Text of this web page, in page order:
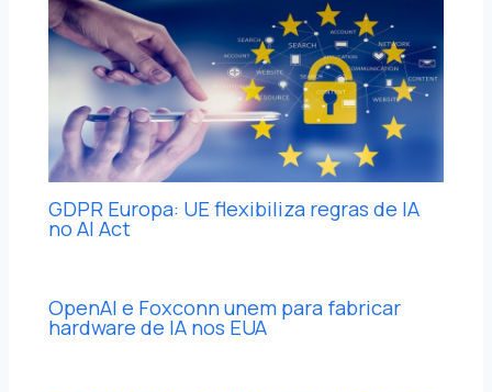
GDPR Europa: UE flexibiliza regras de IA
no AI Act
OpenAI e Foxconn unem para fabricar
hardware de IA nos EUA